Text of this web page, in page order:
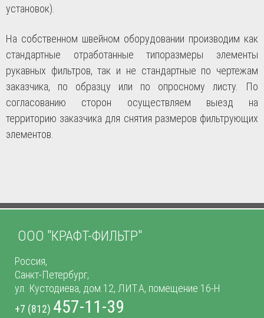
установок).
На собственном швейном оборудовании производим как
стандартные отработанные типоразмеры элементы
рукавных фильтров, так и не стандартные по чертежам
заказчика, по образцу или по опросному листу. По
согласованию сторон осуществляем выезд на
территорию заказчика для снятия размеров фильтрующих
элементов.
ООО "КРАФТ-ФИЛЬТР"
Россия,
Санкт-Петербург,
ул. Кустодиева, дом.12, ЛИТ.А, помещение 16-Н
+7 (812) 457-11-39